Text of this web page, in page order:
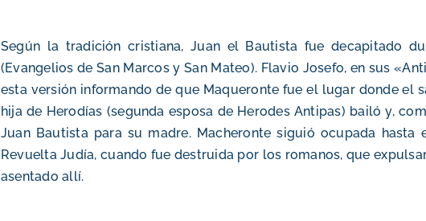
Según la tradición cristiana, Juan el Bautista fue decapitado
(Evangelios de San Marcos y San Mateo). Flavio Josefo, en sus
esta versión informando de que Maqueronte fue el lugar donde el
hija de Herodías (segunda esposa de Herodes Antipas) bailó y,
Juan Bautista para su madre. Macheronte siguió ocupada hasta
Revuelta Judía, cuando fue destruida por los romanos, que
asentado allí.